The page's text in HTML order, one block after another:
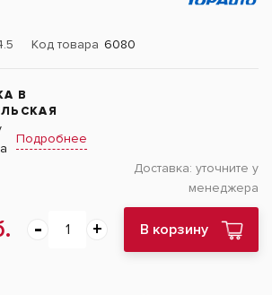
Код товара 6080
В
Подробнее
Доставка: уточните у
менеджера
В корзину